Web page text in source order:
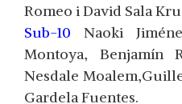
Romeo i David Sala
Sub-10 Naoki
Montoya, Benjamín
Nesdale
Gardela Fuentes.